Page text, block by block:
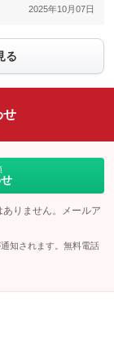
2025年10月07日
る
せ
りません。メールア
知されます。無料電話